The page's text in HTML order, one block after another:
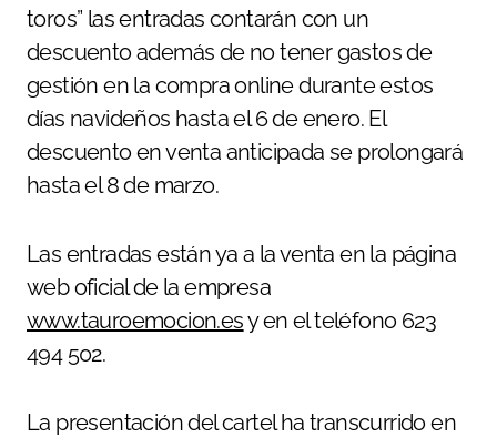
toros” las entradas contarán con un
descuento además de no tener gastos de
gestión en la compra online durante estos
días navideños hasta el 6 de enero. El
descuento en venta anticipada se prolongará
hasta el 8 de marzo.
Las entradas están ya a la venta en la página
web oficial de la empresa
www.tauroemocion.esy en el teléfono 623
494 502.
La presentación del cartel ha transcurrido en